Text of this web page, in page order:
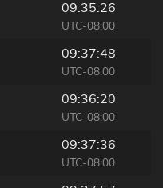
09:35:26
UTC-08:00
09:37:48
UTC-08:00
09:36:20
UTC-08:00
09:37:36
UTC-08:00